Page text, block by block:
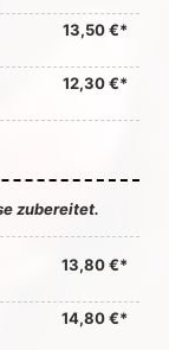
13,50 €*
12,30 €*
zubereitet.
13,80 €*
14,80 €*